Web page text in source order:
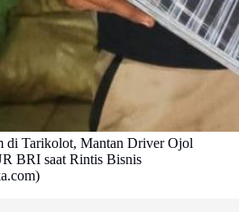
di Tarikolot, Mantan Driver Ojol
BRI saat Rintis Bisnis